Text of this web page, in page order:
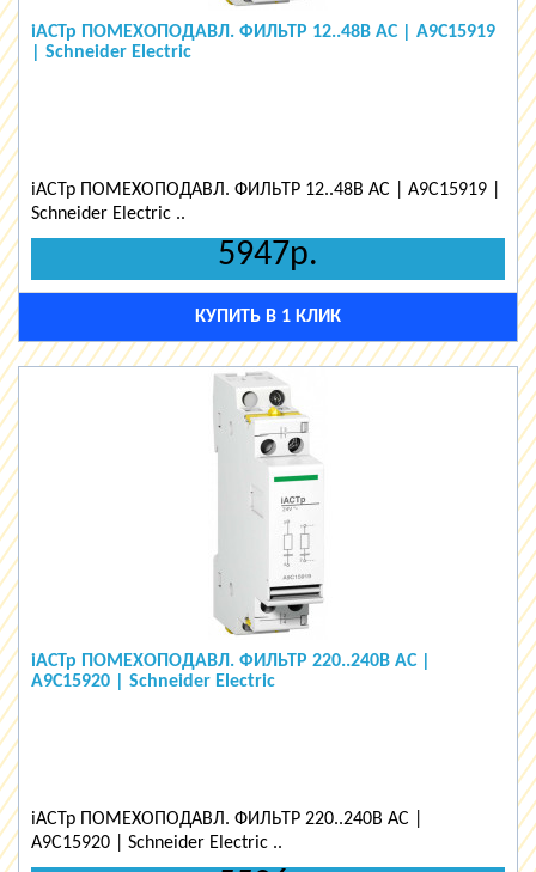
iACTp ПОМЕХОПОДАВЛ. ФИЛЬТР 12..48В AC | A9C15919
| Schneider Electric
iACTp ПОМЕХОПОДАВЛ. ФИЛЬТР 12..48В AC | A9C15919 |
Schneider Electric ..
5947р.
КУПИТЬ В 1 КЛИК
iACTp ПОМЕХОПОДАВЛ. ФИЛЬТР 220..240В AC |
A9C15920 | Schneider Electric
iACTp ПОМЕХОПОДАВЛ. ФИЛЬТР 220..240В AC |
A9C15920 | Schneider Electric ..